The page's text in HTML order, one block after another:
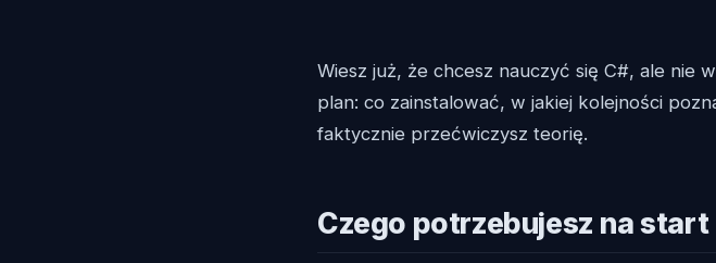
Wiesz już, że chcesz nauczyć się C#, ale nie
plan: co zainstalować, w jakiej kolejności
faktycznie przećwiczysz teorię.
Czego potrzebujesz na start